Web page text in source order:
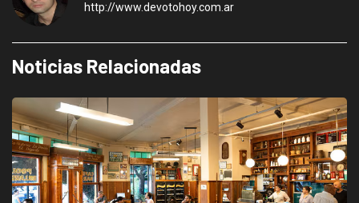
http://www.devotohoy.com.ar
Noticias Relacionadas